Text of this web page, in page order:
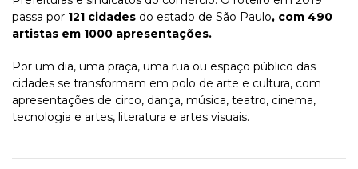
passa por 121 cidades do estado de São Paulo, com 490
artistas em 1000 apresentações.
Por um dia, uma praça, uma rua ou espaço público das
cidades se transformam em polo de arte e cultura, com
apresentações de circo, dança, música, teatro, cinema,
tecnologia e artes, literatura e artes visuais.